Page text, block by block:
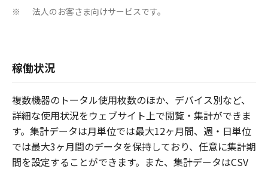
※ 法人のお客さま向けサービスです。
稼働状況
複数機器のトータル使用枚数のほか、デバイス別など、
詳細な使用状況をウェブサイト上で閲覧・集計ができま
す。集計データは月単位では最大12ヶ月間、週・日単位
では最大3ヶ月間のデータを保持しており、任意に集計期
間を設定することができます。また、集計データはCSV